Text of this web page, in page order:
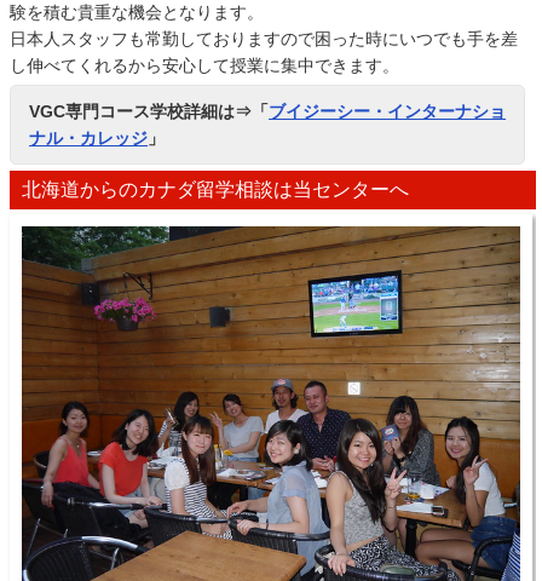
験を積む貴重な機会となります。
日本人スタッフも常勤しておりますので困った時にいつでも手を差
し伸べてくれるから安心して授業に集中できます。
VGC専門コース学校詳細は⇒「ブイジーシー・インターナショ
ナル・カレッジ 」
北海道からのカナダ留学相談は当センターへ